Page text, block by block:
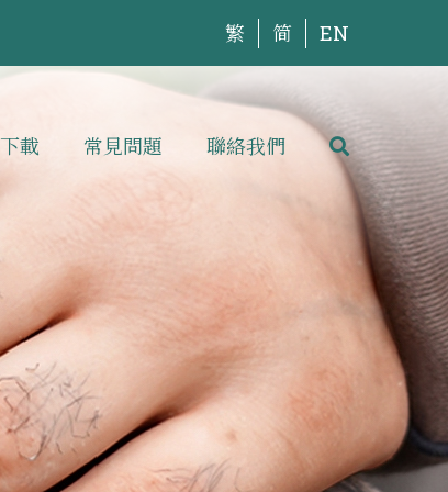
繁 简 EN
下載 常見問題 聯絡我們